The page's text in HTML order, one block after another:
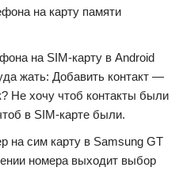
на карту памяти
на SIM-карту в Android
жать: Добавить контакт —
Не хочу чтоб контакты были
в SIM-карте были.
на сим карту в Samsung GT
номера выходит выбор